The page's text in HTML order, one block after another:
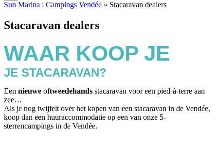
Sun Marina : Campings Vendée » Stacaravan dealers
Stacaravan dealers
WAAR KOOP JE
JE STACARAVAN?
Een nieuwe oftweedehands stacaravan voor een pied-à-terre aan
zee…
Als je nog twijfelt over het kopen van een stacaravan in de Vendée,
koop dan een huuraccommodatie op een van onze 5-
sterrencampings in de Vendée.